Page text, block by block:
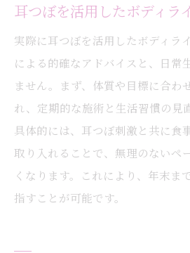
耳つぼを活用したボディラ
実際に耳つぼを活用したボディラ
による的確なアドバイスと、日常
ません。まず、体質や目標に合わ
れ、定期的な施術と生活習慣の見
具体的には、耳つぼ刺激と共に食
取り入れることで、無理のないペ
くなります。これにより、年末ま
指すことが可能です。